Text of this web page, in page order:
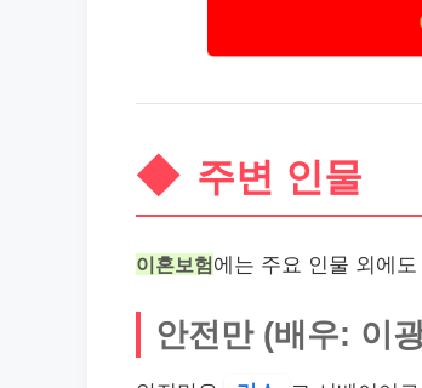
주변 인물
이혼보험에는 주요 인물 외에
안전만 (배우: 이